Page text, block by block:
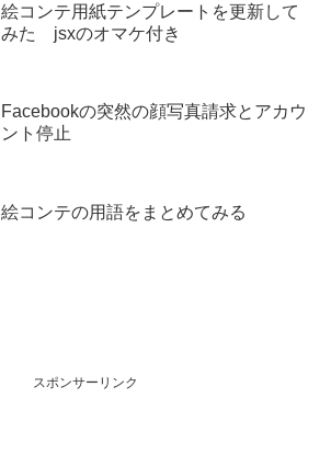
絵コンテ用紙テンプレートを更新して
みた jsxのオマケ付き
Facebookの突然の顔写真請求とアカウ
ント停止
絵コンテの用語をまとめてみる
スポンサーリンク